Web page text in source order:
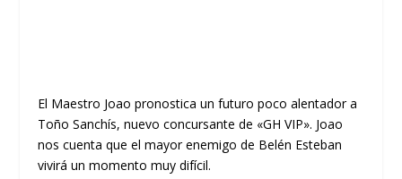
El Maestro Joao pronostica un futuro poco alentador a
Toño Sanchís, nuevo concursante de «GH VIP». Joao
nos cuenta que el mayor enemigo de Belén Esteban
vivirá un momento muy difícil.